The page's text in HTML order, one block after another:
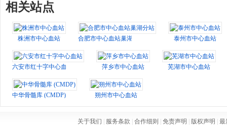
相关站点
株洲市中心血站 合肥市中心血站巢湖分站 泰州市中心血站
六安市红十字中心血站 萍乡市中心血站 芜湖市中心血站
中华骨髓库 (CMDP) 朔州市中心血站
关于我们 服务条款 合作细则 免责声明 版权声明
最